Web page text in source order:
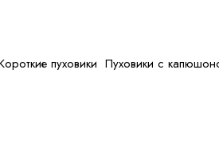
пуховики Пуховики с